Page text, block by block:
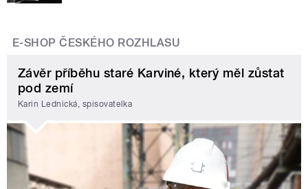
E-SHOP ČESKÉHO ROZHLASU
Závěr příběhu staré Karviné, který měl zůstat
pod zemí
Karin Lednická, spisovatelka